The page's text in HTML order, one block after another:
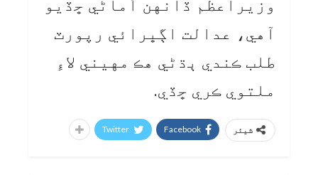
وزيراعظم ڏانهن اُماڻي ڇڏيو
آهي، عدالت اڳڀرائي رپورٽ
طلب ڪندي ٻڌڻي هڪ مهيني لاءِ
ملتوي ڪري ڇڏي.
شیئر Facebook
Twitter